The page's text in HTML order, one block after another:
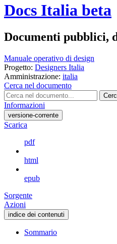
Docs Italia beta
Documenti pubblici,
Manuale operativo di design
Progetto: Designers Italia
Amministrazione: italia
Cerca nel documento
Informazioni
versione-corrente
Scarica
pdf
html
epub
Sorgente
Azioni
indice dei contenuti
Sommario